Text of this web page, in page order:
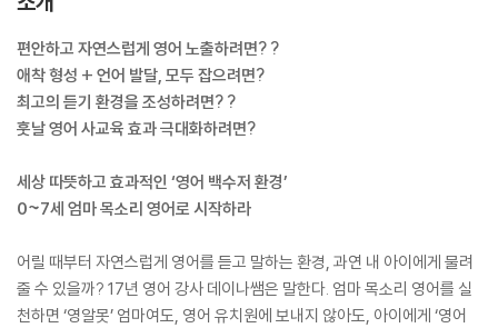
편안하고 자연스럽게 영어 노출하려면? ?
애착 형성 + 언어 발달, 모두 잡으려면?
최고의 듣기 환경을 조성하려면? ?
훗날 영어 사교육 효과 극대화하려면?
세상 따뜻하고 효과적인 ‘영어 백수저 환경’
0~7세 엄마 목소리 영어로 시작하라
어릴 때부터 자연스럽게 영어를 듣고 말하는 환경, 과연 내 아이에게 물려
줄 수 있을까? 17년 영어 강사 데이나쌤은 말한다. 엄마 목소리 영어를 실
천하면 ‘영알못’ 엄마여도, 영어 유치원에 보내지 않아도, 아이에게 ‘영어